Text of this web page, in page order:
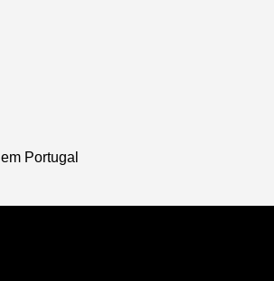
em Portugal